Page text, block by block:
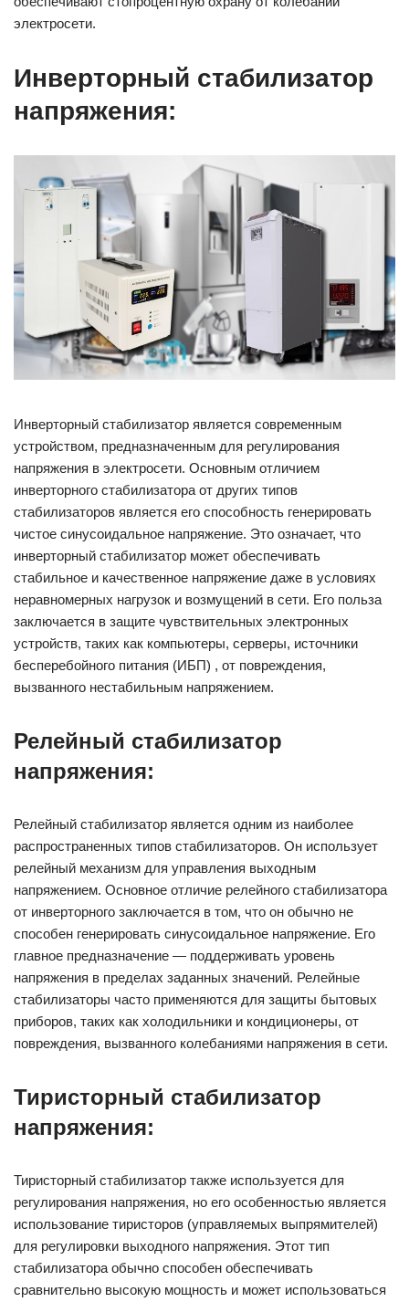
электросети.
Инверторный стабилизатор
напряжения:
Инверторный стабилизатор является современным
устройством, предназначенным для регулирования
напряжения в электросети. Основным отличием
инверторного стабилизатора от других типов
стабилизаторов является его способность генерировать
чистое синусоидальное напряжение. Это означает, что
инверторный стабилизатор может обеспечивать
стабильное и качественное напряжение даже в условиях
неравномерных нагрузок и возмущений в сети. Его польза
заключается в защите чувствительных электронных
устройств, таких как компьютеры, серверы, источники
бесперебойного питания (ИБП) , от повреждения,
вызванного нестабильным напряжением.
Релейный стабилизатор
напряжения:
Релейный стабилизатор является одним из наиболее
распространенных типов стабилизаторов. Он использует
релейный механизм для управления выходным
напряжением. Основное отличие релейного стабилизатора
от инверторного заключается в том, что он обычно не
способен генерировать синусоидальное напряжение. Его
главное предназначение — поддерживать уровень
напряжения в пределах заданных значений. Релейные
стабилизаторы часто применяются для защиты бытовых
приборов, таких как холодильники и кондиционеры, от
повреждения, вызванного колебаниями напряжения в сети.
Тиристорный стабилизатор
напряжения:
Тиристорный стабилизатор также используется для
регулирования напряжения, но его особенностью является
использование тиристоров (управляемых выпрямителей)
для регулировки выходного напряжения. Этот тип
стабилизатора обычно способен обеспечивать
сравнительно высокую мощность и может использоваться